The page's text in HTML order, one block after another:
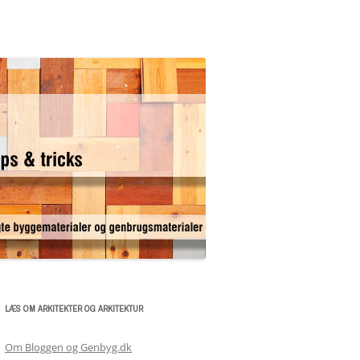
LÆS OM ARKITEKTER OG ARKITEKTUR
Om Bloggen og Genbyg.dk